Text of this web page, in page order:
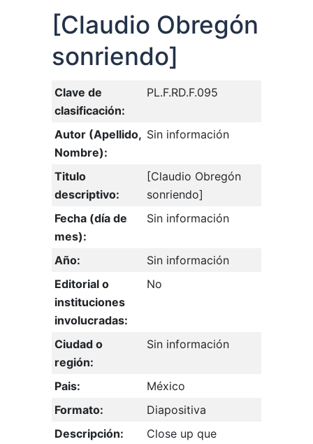
[Claudio Obregón
sonriendo]
Clave de
clasificación:
PL.F.RD.F.095
Autor (Apellido,
Nombre):
Sin información
Titulo
descriptivo:
[Claudio Obregón
sonriendo]
Fecha (día de
mes):
Sin información
Año:
Sin información
Editorial o
instituciones
involucradas:
No
Ciudad o
región:
Sin información
Pais:
México
Formato:
Diapositiva
Descripción:
Close up que